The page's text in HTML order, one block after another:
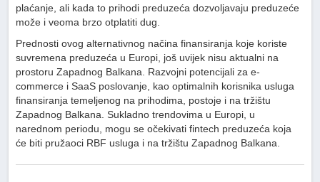
plaćanje, ali kada to prihodi preduzeća dozvoljavaju preduzeće
može i veoma brzo otplatiti dug.
Prednosti ovog alternativnog načina finansiranja koje koriste
suvremena preduzeća u Europi, još uvijek nisu aktualni na
prostoru Zapadnog Balkana. Razvojni potencijali za e-
commerce i SaaS poslovanje, kao optimalnih korisnika usluga
finansiranja temeljenog na prihodima, postoje i na tržištu
Zapadnog Balkana. Sukladno trendovima u Europi, u
narednom periodu, mogu se očekivati fintech preduzeća koja
će biti pružaoci RBF usluga i na tržištu Zapadnog Balkana.